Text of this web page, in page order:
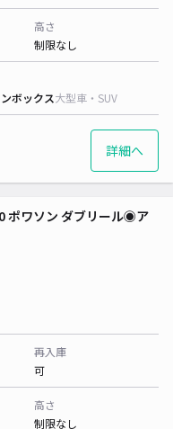
高さ
制限なし
ボックス大型車・SUV
詳細へ
ポワソン ダブリール◉ア
再入庫
可
高さ
制限なし